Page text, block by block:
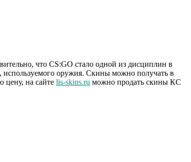
что CS:GO стало одной из дисциплин в
оружия. Скины можно получать в
цену, на сайте lis-skins.ru можно продать скины КС